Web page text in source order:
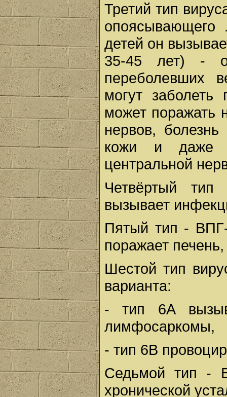
Третий тип
детей он
35-45 лет) -
переболевших
могут заболеть
может поражать
нервов,
кожи и даже
центральной
Четвёртый
вызывает
Пятый тип -
поражает
Шестой тип
варианта:
- тип 6А
лимфосаркомы,
- тип 6В
Седьмой тип -
хронической